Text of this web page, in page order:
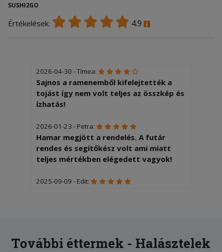
SUSHI2GO
Értékelések: 4.9
2026-04-30 - Tímea:
Sajnos a ramenemből kifelejtették a
tojást így nem volt teljes az összkép és
ízhatás!
2026-01-23 - Petra:
Hamar megjött a rendelés. A futár
rendes és segítőkész volt ami miatt
teljes mértékben elégedett vagyok!
2025-09-09 - Edit:
További éttermek - Halásztelek